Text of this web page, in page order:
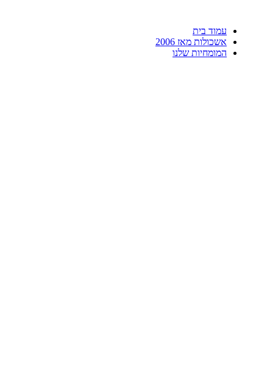
עמוד בית
אשכולות מאז 2006
המומחיות שלנו